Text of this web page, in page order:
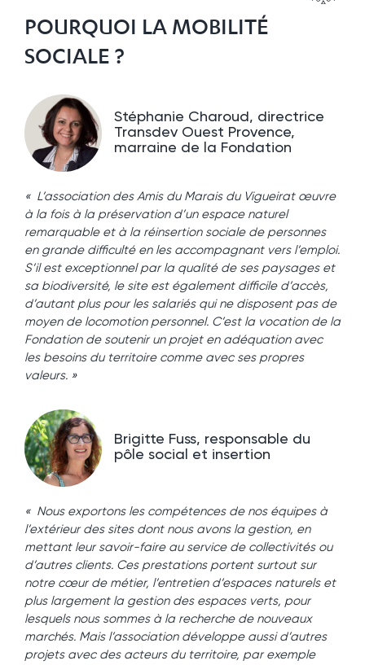
POURQUOI LA MOBILITÉ
SOCIALE ?
Stéphanie Charoud, directrice
Transdev Ouest Provence,
marraine de la Fondation
« L’association des Amis du Marais du Vigueirat œuvre
à la fois à la préservation d’un espace naturel
remarquable et à la réinsertion sociale de personnes
en grande difficulté en les accompagnant vers l’emploi.
S’il est exceptionnel par la qualité de ses paysages et
sa biodiversité, le site est également difficile d’accès,
d’autant plus pour les salariés qui ne disposent pas de
moyen de locomotion personnel. C’est la vocation de la
Fondation de soutenir un projet en adéquation avec
les besoins du territoire comme avec ses propres
valeurs. »
Brigitte Fuss, responsable du
pôle social et insertion
« Nous exportons les compétences de nos équipes à
l’extérieur des sites dont nous avons la gestion, en
mettant leur savoir-faire au service de collectivités ou
d’autres clients. Ces prestations portent surtout sur
notre cœur de métier, l’entretien d’espaces naturels et
plus largement la gestion des espaces verts, pour
lesquels nous sommes à la recherche de nouveaux
marchés. Mais l’association développe aussi d’autres
projets avec des acteurs du territoire, par exemple